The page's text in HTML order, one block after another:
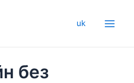
uk
без